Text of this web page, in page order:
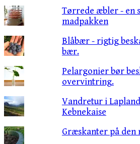
Tørrede æbler - en
madpakken
Blåbær - rigtig
bær.
Pelargonier bør
overvintring.
Vandretur i
Kebnekaise
Græskanter på den